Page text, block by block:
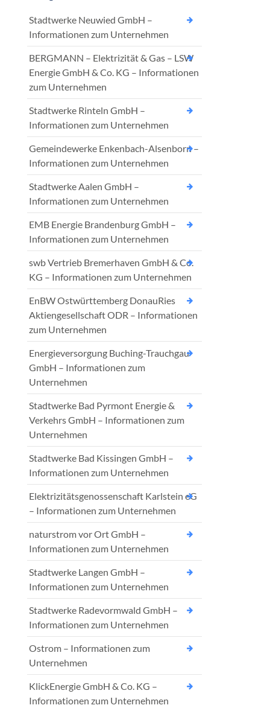
Stadtwerke Neuwied GmbH –
Informationen zum Unternehmen
BERGMANN – Elektrizität & Gas – LSW
Energie GmbH & Co. KG – Informationen
zum Unternehmen
Stadtwerke Rinteln GmbH –
Informationen zum Unternehmen
Gemeindewerke Enkenbach-Alsenborn –
Informationen zum Unternehmen
Stadtwerke Aalen GmbH –
Informationen zum Unternehmen
EMB Energie Brandenburg GmbH –
Informationen zum Unternehmen
swb Vertrieb Bremerhaven GmbH & Co.
KG – Informationen zum Unternehmen
EnBW Ostwürttemberg DonauRies
Aktiengesellschaft ODR – Informationen
zum Unternehmen
Energieversorgung Buching-Trauchgau
GmbH – Informationen zum
Unternehmen
Stadtwerke Bad Pyrmont Energie &
Verkehrs GmbH – Informationen zum
Unternehmen
Stadtwerke Bad Kissingen GmbH –
Informationen zum Unternehmen
Elektrizitätsgenossenschaft Karlstein eG
– Informationen zum Unternehmen
naturstrom vor Ort GmbH –
Informationen zum Unternehmen
Stadtwerke Langen GmbH –
Informationen zum Unternehmen
Stadtwerke Radevormwald GmbH –
Informationen zum Unternehmen
Ostrom – Informationen zum
Unternehmen
KlickEnergie GmbH & Co. KG –
Informationen zum Unternehmen